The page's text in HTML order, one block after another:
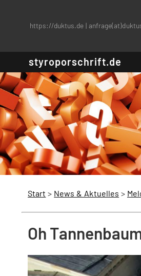
https://duktus.de |
styroporschrift.de
Start > News & Aktuelles >
Oh